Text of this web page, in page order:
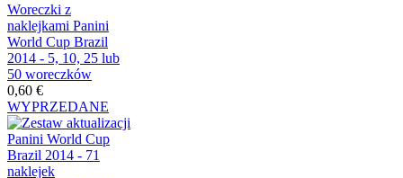
Woreczki z
naklejkami Panini
World Cup Brazil
2014 - 5, 10, 25 lub
50 woreczków
0,60 €
WYPRZEDANE